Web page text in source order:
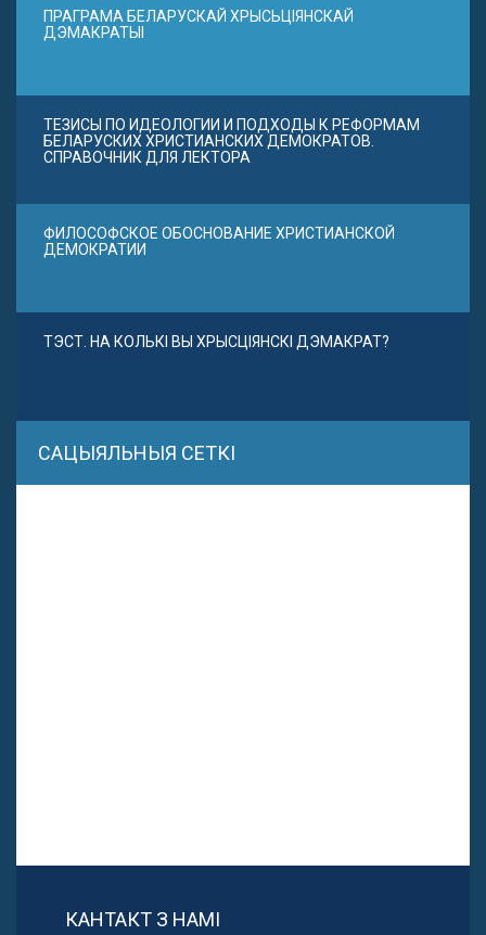
ПРАГРАМА БЕЛАРУСКАЙ ХРЫСЬЦІЯНСКАЙ
ДЭМАКРАТЫІ
ТЕЗИСЫ ПО ИДЕОЛОГИИ И ПОДХОДЫ К РЕФОРМАМ
БЕЛАРУСКИХ ХРИСТИАНСКИХ ДЕМОКРАТОВ.
СПРАВОЧНИК ДЛЯ ЛЕКТОРА
ФИЛОСОФСКОЕ ОБОСНОВАНИЕ ХРИСТИАНСКОЙ
ДЕМОКРАТИИ
ТЭСТ. НА КОЛЬКІ ВЫ ХРЫСЦІЯНСКІ ДЭМАКРАТ?
САЦЫЯЛЬНЫЯ СЕТКІ
КАНТАКТ З НАМІ